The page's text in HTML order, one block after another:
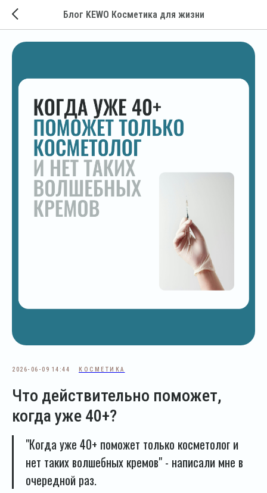
Блог KEWO Косметика для жизни
2026-06-09 14:44 КОСМЕТИКА
Что действительно поможет,
когда уже 40+?
"Когда уже 40+ поможет только косметолог и
нет таких волшебных кремов" - написали мне в
очередной раз.